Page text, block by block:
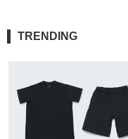
TRENDING